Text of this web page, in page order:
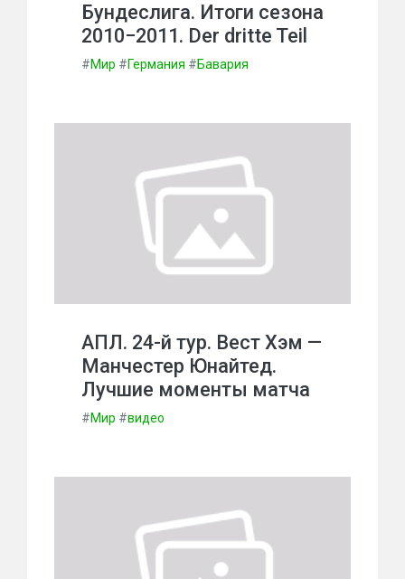
Бундеслига. Итоги сезона
2010−2011. Der dritte Teil
#Мир #Германия #Бавария
АПЛ. 24-й тур. Вест Хэм —
Манчестер Юнайтед.
Лучшие моменты матча
#Мир #видео